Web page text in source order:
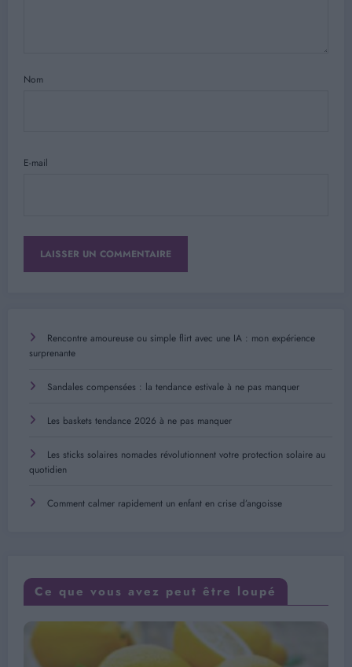
Nom
E-mail
Rencontre amoureuse ou simple flirt avec une IA : mon expérience
surprenante
Sandales compensées : la tendance estivale à ne pas manquer
Les baskets tendance 2026 à ne pas manquer
Les sticks solaires nomades révolutionnent votre protection solaire au
quotidien
Comment calmer rapidement un enfant en crise d’angoisse
Ce que vous avez peut être loupé